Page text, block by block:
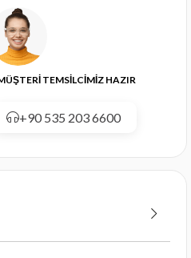
TEMSİLCİMİZ HAZIR
+90 535 203 6600